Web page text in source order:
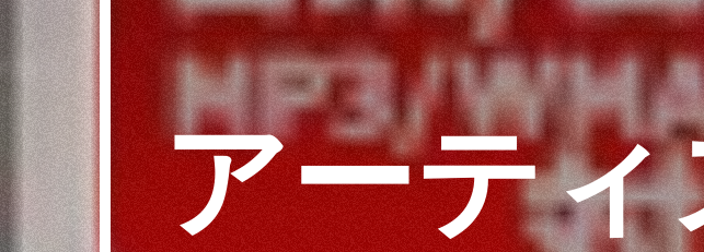
アーテ